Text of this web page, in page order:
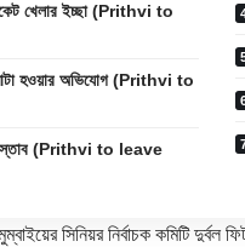
খেলার ইচ্ছা (Prithvi to
হওয়ার অভিযোগ (Prithvi to
(Prithvi to leave
সিনিয়র নির্বাচক কমিটি দুর্বল